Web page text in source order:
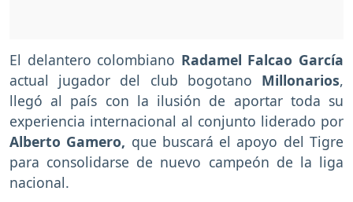
El delantero colombiano Radamel Falcao García
actual jugador del club bogotano Millonarios,
llegó al país con la ilusión de aportar toda su
experiencia internacional al conjunto liderado por
Alberto Gamero, que buscará el apoyo del Tigre
para consolidarse de nuevo campeón de la liga
nacional.